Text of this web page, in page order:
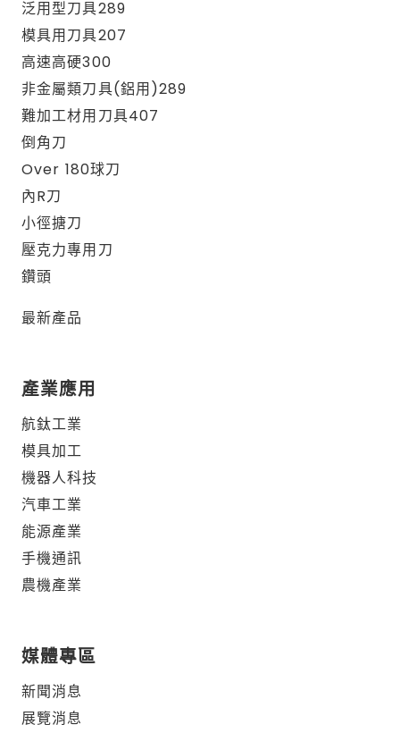
泛用型刀具289
模具用刀具207
高速高硬300
非金屬類刀具(鋁用)289
難加工材用刀具407
倒角刀
Over 180球刀
內R刀
小徑搪刀
壓克力專用刀
鑽頭
最新產品
產業應用
航鈦工業
模具加工
機器人科技
汽車工業
能源產業
手機通訊
農機產業
媒體專區
新聞消息
展覽消息